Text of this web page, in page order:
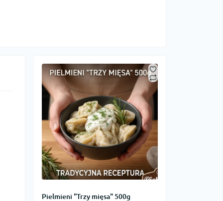
Pielmieni "Trzy mięsa" 500g